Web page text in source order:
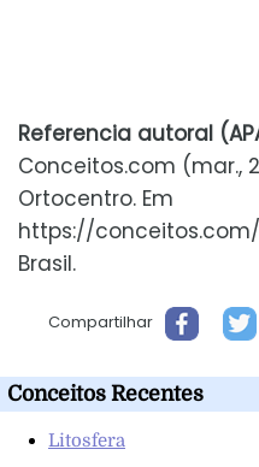
Referencia autoral
Conceitos.com (mar.,
Ortocentro. Em
https://
Brasil.
Compartilhar
Conceitos Recentes
Litosfera